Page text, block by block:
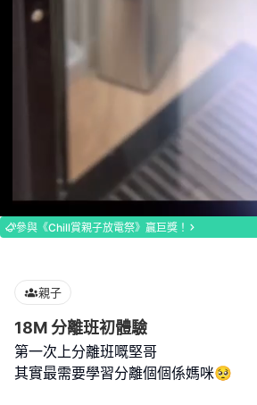
100.00%
參與《Chill賞親子放電祭》贏巨獎！
親子
18M 分離班初體驗
第一次上分離班嘅堅哥
其實最需要學習分離個個係媽咪🥺